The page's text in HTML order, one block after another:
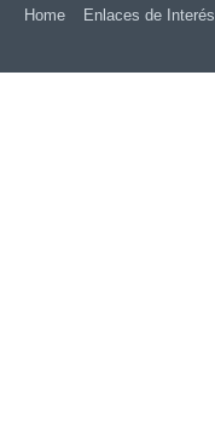
Home
Enlaces de Interés